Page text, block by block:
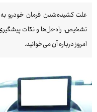
علت کشیده‌شدن فرمان خودرو
تشخیص، راه‌حل‌ها و نکات
امروز درباره آن می‌خوانید.